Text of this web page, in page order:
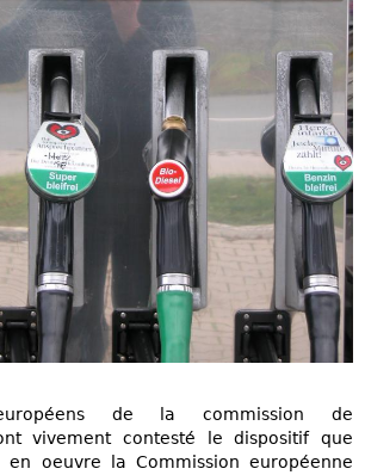
de la commission de
vivement contesté le dispositif que
oeuvre la Commission européenne